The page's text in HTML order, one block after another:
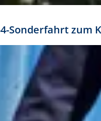
Sonderfahrt